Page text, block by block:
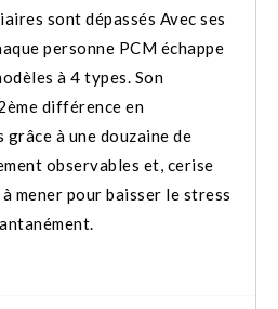
sont dépassés Avec ses
personne PCM échappe
à 4 types. Son
différence en
à une douzaine de
observables et, cerise
mener pour baisser le stress